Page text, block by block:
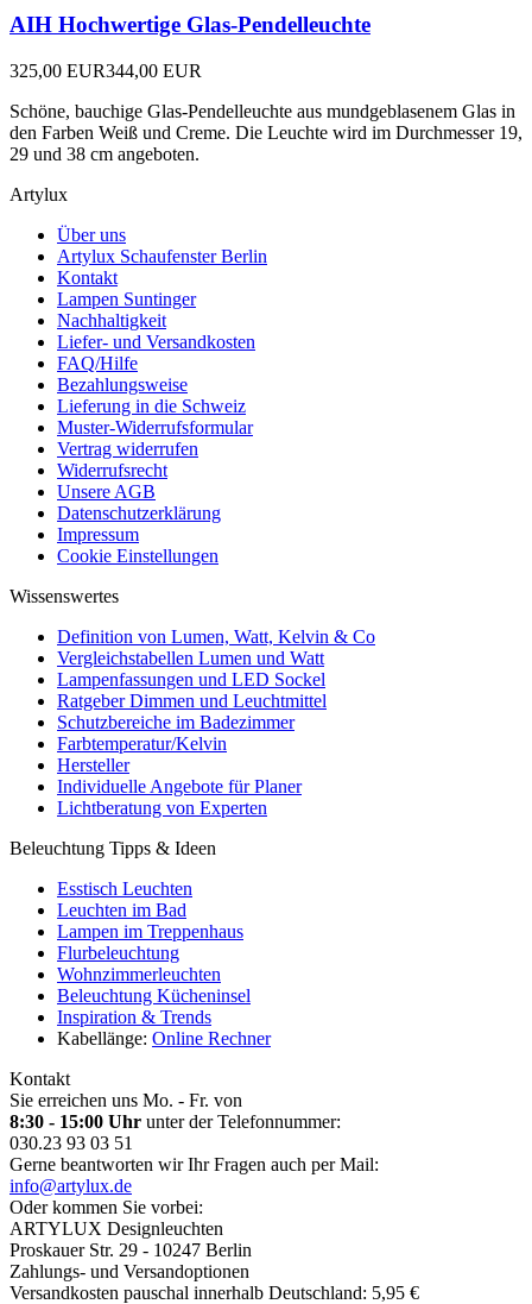
AIH Hochwertige Glas-Pendelleuchte
325,00 EUR344,00 EUR
Schöne, bauchige Glas-Pendelleuchte aus mundgeblasenem Glas in
den Farben Weiß und Creme. Die Leuchte wird im Durchmesser 19,
29 und 38 cm angeboten.
Artylux
Über uns
Artylux Schaufenster Berlin
Kontakt
Lampen Suntinger
Nachhaltigkeit
Liefer- und Versandkosten
FAQ/Hilfe
Bezahlungsweise
Lieferung in die Schweiz
Muster-Widerrufsformular
Vertrag widerrufen
Widerrufsrecht
Unsere AGB
Datenschutzerklärung
Impressum
Cookie Einstellungen
Wissenswertes
Definition von Lumen, Watt, Kelvin & Co
Vergleichstabellen Lumen und Watt
Lampenfassungen und LED Sockel
Ratgeber Dimmen und Leuchtmittel
Schutzbereiche im Badezimmer
Farbtemperatur/Kelvin
Hersteller
Individuelle Angebote für Planer
Lichtberatung von Experten
Beleuchtung Tipps & Ideen
Esstisch Leuchten
Leuchten im Bad
Lampen im Treppenhaus
Flurbeleuchtung
Wohnzimmerleuchten
Beleuchtung Kücheninsel
Inspiration & Trends
Kabellänge: Online Rechner
Kontakt
Sie erreichen uns Mo. - Fr. von
8:30 - 15:00 Uhr unter der Telefonnummer:
030.23 93 03 51
Gerne beantworten wir Ihr Fragen auch per Mail:
info@artylux.de
Oder kommen Sie vorbei:
ARTYLUX Designleuchten
Proskauer Str. 29 - 10247 Berlin
Zahlungs- und Versandoptionen
Versandkosten pauschal innerhalb Deutschland: 5,95 €